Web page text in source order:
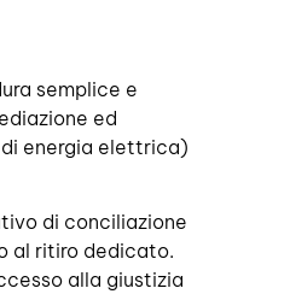
semplice e
ed
energia elettrica)
di conciliazione
al ritiro dedicato.
alla giustizia